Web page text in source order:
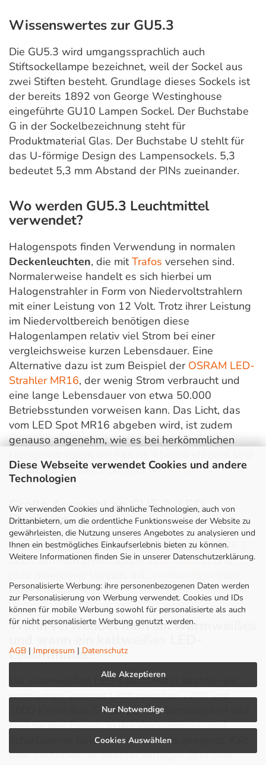
Diese Webseite verwendet Cookies und andere
Technologien
Wir verwenden Cookies und ähnliche Technologien, auch von
Drittanbietern, um die ordentliche Funktionsweise der Website zu
gewährleisten, die Nutzung unseres Angebotes zu analysieren und
Ihnen ein bestmögliches Einkaufserlebnis bieten zu können.
Weitere Informationen finden Sie in unserer Datenschutzerklärung.
Personalisierte Werbung: ihre personenbezogenen Daten werden
zur Personalisierung von Werbung verwendet. Cookies und IDs
können für mobile Werbung sowohl für personalisierte als auch
für nicht personalisierte Werbung genutzt werden.
AGB | Impressum | Datenschutz
Alle Akzeptieren
Nur Notwendige
Cookies Auswählen
Wissenswertes zur GU5.3
Die GU5.3 wird umgangssprachlich auch
Stiftsockellampe bezeichnet, weil der Sockel aus
zwei Stiften besteht. Grundlage dieses Sockels ist
der bereits 1892 von George Westinghouse
eingeführte GU10 Lampen Sockel. Der Buchstabe
G in der Sockelbezeichnung steht für
Produktmaterial Glas. Der Buchstabe U stehlt für
das U-förmige Design des Lampensockels. 5,3
bedeutet 5,3 mm Abstand der PINs zueinander.
Wo werden GU5.3 Leuchtmittel
verwendet?
Halogenspots finden Verwendung in normalen
Deckenleuchten, die mitTrafos versehen sind.
Normalerweise handelt es sich hierbei um
Halogenstrahler in Form von Niedervoltstrahlern
mit einer Leistung von 12 Volt. Trotz ihrer Leistung
im Niedervoltbereich benötigen diese
Halogenlampen relativ viel Strom bei einer
vergleichsweise kurzen Lebensdauer. Eine
Alternative dazu ist zum Beispiel der OSRAM LED-
Strahler MR16, der wenig Strom verbraucht und
eine lange Lebensdauer von etwa 50.000
Betriebsstunden vorweisen kann. Das Licht, das
vom LED Spot MR16 abgeben wird, ist zudem
genauso angenehm, wie es bei herkömmlichen
die GU5.3 Reflektor Strahler vonPhilips.
Große Auswahl an GU5.3. LED
Strahlern
Wir verfügen über eine große Auswahl an GU5.3
LEDs von Markenherstellern indimmbarerund
neutralweißemLicht.
Wann verwendet man ein warmweißes
Leuchtmittel?
Die warmweißen LED-Leuchtmittel strahlen ein
wohnliches, warmes Licht zwischen 2700 und
3000 Kelvin aus. Sie sorgen für Gemütlichkeit und
sind für den Einsatz in der Wohnzimmer- und
Schlafzimmer Beleuchtung bestens geeignet. Kalt-
bzw. neutralweiße Strahler verfügen über eine